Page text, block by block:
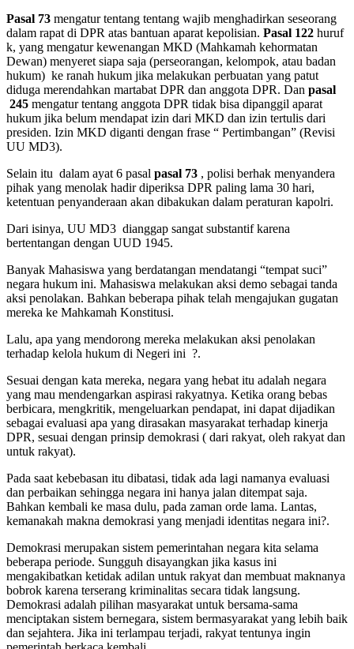
Pasal 73 mengatur tentang tentang wajib menghadirkan seseorang
dalam rapat di DPR atas bantuan aparat kepolisian. Pasal 122 huruf
k, yang mengatur kewenangan MKD (Mahkamah kehormatan
Dewan) menyeret siapa saja (perseorangan, kelompok, atau badan
hukum) ke ranah hukum jika melakukan perbuatan yang patut
diduga merendahkan martabat DPR dan anggota DPR. Dan pasal
245 mengatur tentang anggota DPR tidak bisa dipanggil aparat
hukum jika belum mendapat izin dari MKD dan izin tertulis dari
presiden. Izin MKD diganti dengan frase “ Pertimbangan” (Revisi
UU MD3).
Selain itu dalam ayat 6 pasal pasal 73 , polisi berhak menyandera
pihak yang menolak hadir diperiksa DPR paling lama 30 hari,
ketentuan penyanderaan akan dibakukan dalam peraturan kapolri.
Dari isinya, UU MD3 dianggap sangat substantif karena
bertentangan dengan UUD 1945.
Banyak Mahasiswa yang berdatangan mendatangi “tempat suci”
negara hukum ini. Mahasiswa melakukan aksi demo sebagai tanda
aksi penolakan. Bahkan beberapa pihak telah mengajukan gugatan
mereka ke Mahkamah Konstitusi.
Lalu, apa yang mendorong mereka melakukan aksi penolakan
terhadap kelola hukum di Negeri ini ?.
Sesuai dengan kata mereka, negara yang hebat itu adalah negara
yang mau mendengarkan aspirasi rakyatnya. Ketika orang bebas
berbicara, mengkritik, mengeluarkan pendapat, ini dapat dijadikan
sebagai evaluasi apa yang dirasakan masyarakat terhadap kinerja
DPR, sesuai dengan prinsip demokrasi ( dari rakyat, oleh rakyat dan
untuk rakyat).
Pada saat kebebasan itu dibatasi, tidak ada lagi namanya evaluasi
dan perbaikan sehingga negara ini hanya jalan ditempat saja.
Bahkan kembali ke masa dulu, pada zaman orde lama. Lantas,
kemanakah makna demokrasi yang menjadi identitas negara ini?.
Demokrasi merupakan sistem pemerintahan negara kita selama
beberapa periode. Sungguh disayangkan jika kasus ini
mengakibatkan ketidak adilan untuk rakyat dan membuat maknanya
bobrok karena terserang kriminalitas secara tidak langsung.
Demokrasi adalah pilihan masyarakat untuk bersama-sama
menciptakan sistem bernegara, sistem bermasyarakat yang lebih baik
dan sejahtera. Jika ini terlampau terjadi, rakyat tentunya ingin